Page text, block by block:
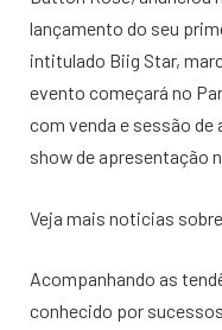
lançamento do seu
intitulado Biig Star,
evento começará no
com venda e sessão de
show de apresentação
Veja mais noticias sobre
Acompanhando as
conhecido por